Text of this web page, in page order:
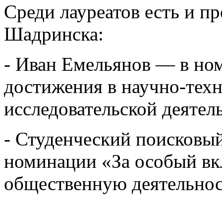
Среди лауреатов есть и
Шадринска:
- Иван Емельянов — в
достижения в научно-
исследовательской
- Студенческий
номинации «За особый
общественную